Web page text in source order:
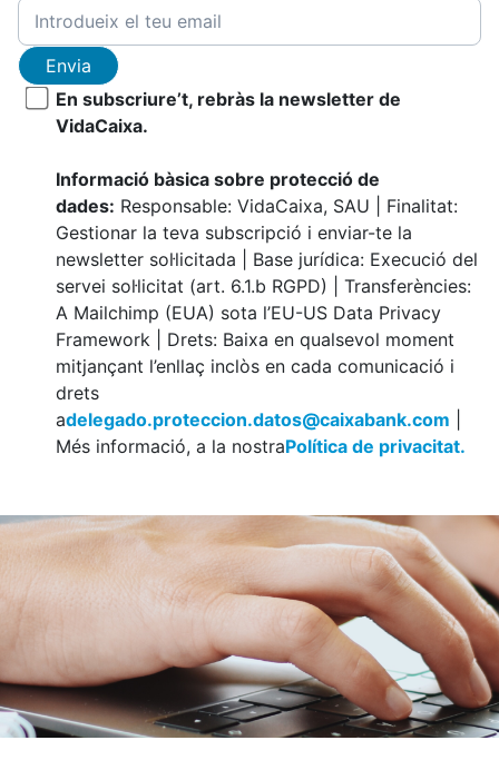
Envia
En subscriure’t, rebràs la newsletter de
VidaCaixa.
Informació bàsica sobre protecció de
dades: Responsable: VidaCaixa, SAU | Finalitat:
Gestionar la teva subscripció i enviar-te la
newsletter sol·licitada | Base jurídica: Execució del
servei sol·licitat (art. 6.1.b RGPD) | Transferències:
A Mailchimp (EUA) sota l’EU-US Data Privacy
Framework | Drets: Baixa en qualsevol moment
mitjançant l’enllaç inclòs en cada comunicació i
drets
adelegado.proteccion.datos@caixabank.com
Més informació, a la nostraPolítica de privacitat.